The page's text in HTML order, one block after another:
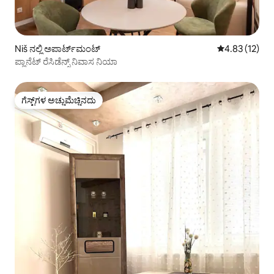
Niš ನಲ್ಲಿ ಅಪಾರ್ಟ್‌ಮಂಟ್ 5 ರಲ್ಲಿ 4.83
4.83 (12)
ಪ್ಲಾನೆಟ್ ರೆಸಿಡೆನ್ಸ್ ನಿವಾಸ ನಿಯಾ
ಗೆಸ್ಟ್‌ಗಳ ಅಚ್ಚುಮೆಚ್ಚಿನದು
ಗೆಸ್ಟ್‌ಗಳ ಅಚ್ಚುಮೆಚ್ಚಿನದು